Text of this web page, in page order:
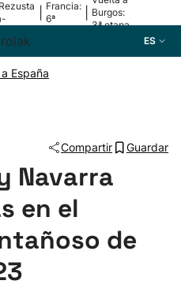
Francia:
6ª
Burgos:
3ª etapa
ES
España
Compartir Guardar
Navarra
en el
de